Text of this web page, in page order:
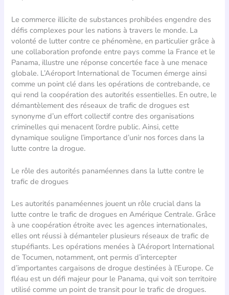
Le commerce illicite de substances prohibées engendre des
défis complexes pour les nations à travers le monde. La
volonté de lutter contre ce phénomène, en particulier grâce à
une collaboration profonde entre pays comme la France et le
Panama, illustre une réponse concertée face à une menace
globale. L’Aéroport International de Tocumen émerge ainsi
comme un point clé dans les opérations de contrebande, ce
qui rend la coopération des autorités essentielles. En outre, le
démantèlement des réseaux de trafic de drogues est
synonyme d’un effort collectif contre des organisations
criminelles qui menacent l’ordre public. Ainsi, cette
dynamique souligne l’importance d’unir nos forces dans la
lutte contre la drogue.
Le rôle des autorités panaméennes dans la lutte contre le
trafic de drogues
Les autorités panaméennes jouent un rôle crucial dans la
lutte contre le trafic de drogues en Amérique Centrale. Grâce
à une coopération étroite avec les agences internationales,
elles ont réussi à démanteler plusieurs réseaux de trafic de
stupéfiants. Les opérations menées à l’Aéroport International
de Tocumen, notamment, ont permis d’intercepter
d’importantes cargaisons de drogue destinées à l’Europe. Ce
fléau est un défi majeur pour le Panama, qui voit son territoire
utilisé comme un point de transit pour le trafic de drogues.